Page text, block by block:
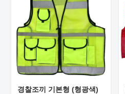
경찰조끼 기본형 (형광색)